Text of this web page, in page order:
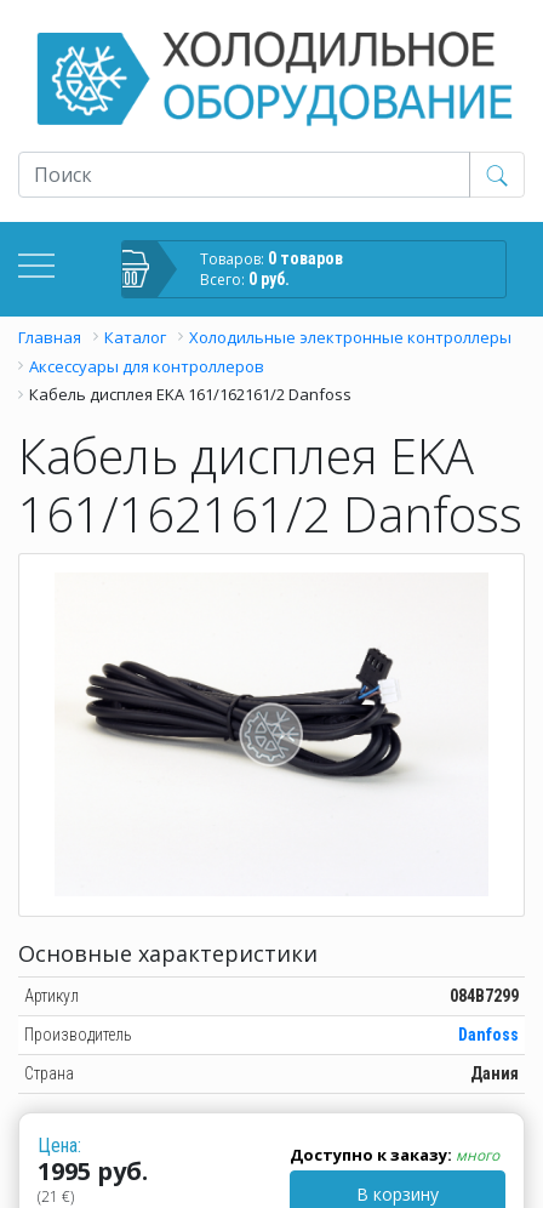
Товаров: 0 товаров
Всего: 0 руб.
Главная Каталог
Холодильные электронные контроллеры
Аксессуары для контроллеров
Кабель дисплея EKA 161/162161/2 Danfoss
Кабель дисплея EKA
161/162161/2 Danfoss
Основные характеристики
Артикул
084B7299
Производитель
Danfoss
Страна
Дания
Цена:
1995 руб.
(21 €)
Доступно к заказу: много
В корзину